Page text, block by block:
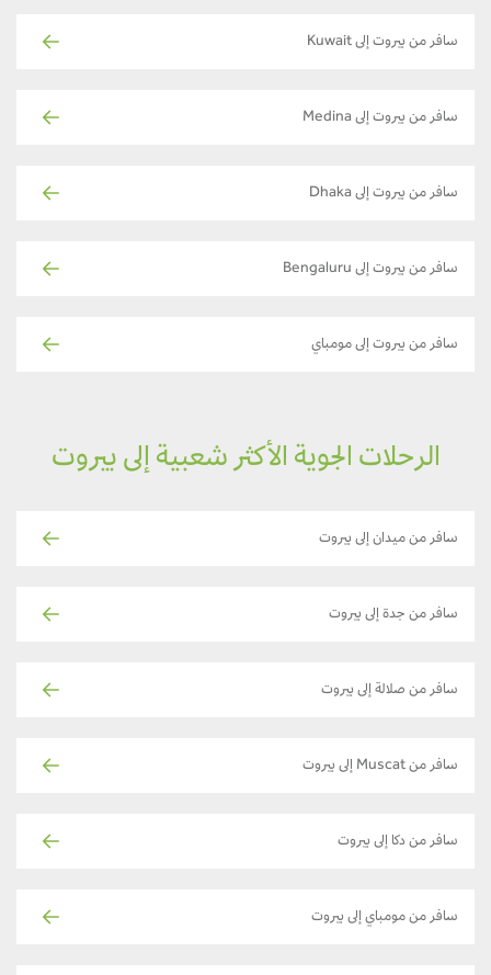
سافر من بيروت إلى Kuwait
سافر من بيروت إلى Medina
سافر من بيروت إلى Dhaka
سافر من بيروت إلى Bengaluru
سافر من بيروت إلى مومباي
الرحلات الجوية الأكثر شعبية إلى بيروت
سافر من ميدان إلى بيروت
سافر من جدة إلى بيروت
سافر من صلالة إلى بيروت
سافر من Muscat إلى بيروت
سافر من دكا إلى بيروت
سافر من مومباي إلى بيروت